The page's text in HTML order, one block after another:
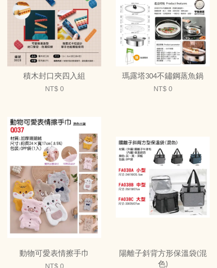
積木封口夾四入組
NT$ 0
瑪露塔304不鏽鋼蒸魚鍋
NT$ 0
動物可愛表情擦手巾
NT$ 0
陽離子斜背方形保溫袋(混
色)